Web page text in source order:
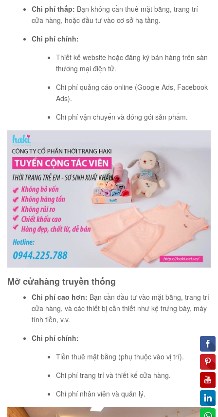
Chi phí thấp: Bạn không cần thuê mặt bằng, trang trí
cửa hàng, hoặc đầu tư vào cơ sở hạ tầng.
Chi phí chính:
Thiết kế website hoặc đăng ký bán hàng trên sàn
thương mại điện tử.
Chi phí quảng cáo online (Google Ads, Facebook
Ads).
Chi phí vận chuyển và đóng gói sản phẩm.
Mở cửahàng truyền thống
Chi phí cao hơn: Bạn cần đầu tư vào mặt bằng, trang trí
cửa hàng, và các thiết bị cần thiết như kệ trưng bày, máy
tính tiền, v.v.
Chi phí chính:
Tiền thuê mặt bằng (phụ thuộc vào vị trí).
Chi phí trang trí và thiết kế cửa hàng.
Chi phí nhân viên và quản lý.